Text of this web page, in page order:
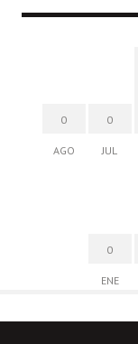
0
AGO
0
JUL
0
ENE